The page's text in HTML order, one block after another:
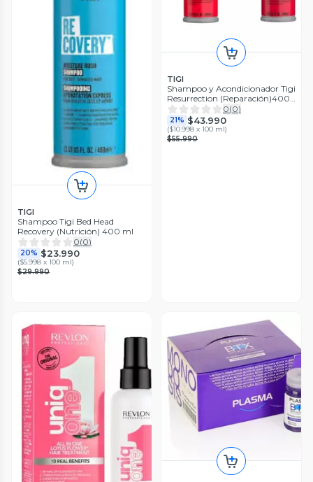
TIGI
Shampoo Tigi Bed Head
Recovery (Nutrición) 400 ml
0(0)
20% $23.990
($5.998 x 100 ml)
$29.990
TIGI
Shampoo y Acondicionador Tigi
Resurrection (Reparación)400
ml
0(0)
21% $43.990
($10.998 x 100 ml)
$55.990